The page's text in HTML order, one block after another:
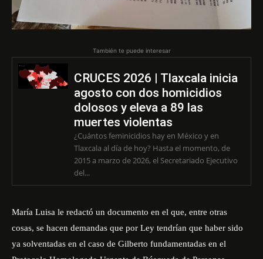
También te puede interesar
CRUCES 2026 | Tlaxcala inicia
agosto con dos homicidios
dolosos y eleva a 89 las
muertes violentas
¿Cuántos feminicidios hay en México y en
Tlaxcala al día de hoy? Hasta el momento, de
2015 a marzo de 2026, el Secretariado Ejecutivo
del...
María Luisa le redactó un documento en el que, entre otras
cosas, se hacen demandas que por Ley tendrían que haber sido
ya solventadas en el caso de Gilberto fundamentadas en el